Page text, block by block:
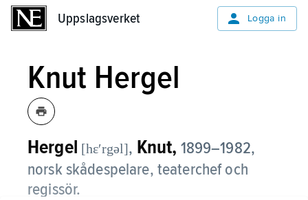
Uppslagsverket Logga in
Knut Hergel
Hergel [hɛʹrgəl], Knut, 1899–1982,
norsk skådespelare, teaterchef och
regissör.